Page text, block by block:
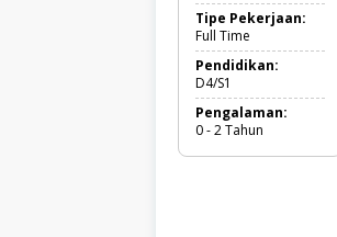
d
a
n
s
s
Tipe Pekerjaan:
Full Time
Pendidikan:
D4/S1
Pengalaman:
0 - 2 Tahun